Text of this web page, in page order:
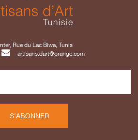
Rue du Lac Biwa, Tunis
artisans.dart@orange.com
S'ABONNER